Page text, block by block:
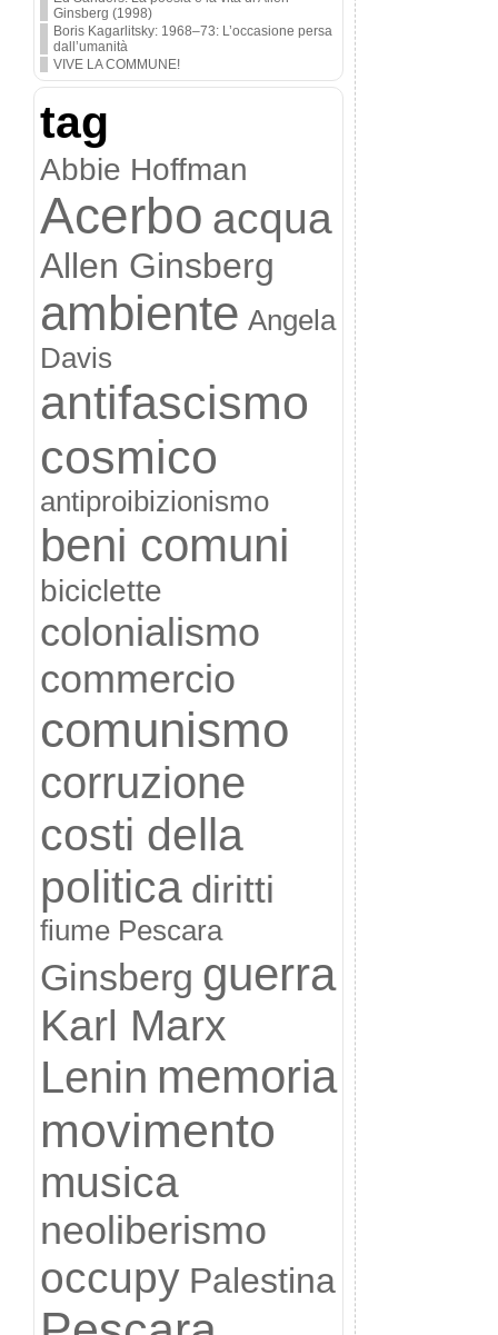
Ginsberg (1998)
Boris Kagarlitsky: 1968–73: L’occasione persa
dall’umanità
VIVE LA COMMUNE!
tag
Abbie Hoffman
Acerbo acqua
Allen Ginsberg
ambiente Angela
Davis
antifascismo
cosmico
antiproibizionismo
beni comuni
biciclette
colonialismo
commercio
comunismo
corruzione
costi della
politica diritti
fiume Pescara
Ginsberg guerra
Karl Marx
Lenin memoria
movimento
musica
neoliberismo
occupy Palestina